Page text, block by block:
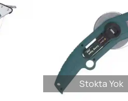
Stokta Yok